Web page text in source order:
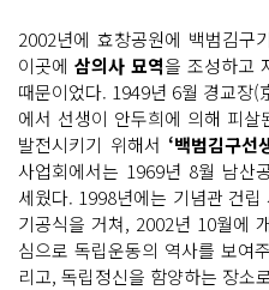
2002년에 효창공원에 백범김구
이곳에 삼의사 묘역을 조성하고
때문이었다. 1949년 6월 경교장
에서 선생이 안두희에 의해 피
발전시키기 위해서 ‘백범김구선
사업회에서는 1969년 8월 남산
세웠다. 1998년에는 기념관 건
기공식을 거쳐, 2002년 10월에
심으로 독립운동의 역사를 보여
리고, 독립정신을 함양하는 장소